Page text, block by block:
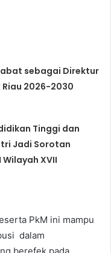
sebagai Direktur
2026-2030
Tinggi dan
Jadi Sorotan
Wilayah XVII
PkM ini mampu
dalam